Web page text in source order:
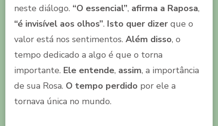
neste diálogo. “O essencial”, afirma a Raposa,
“é invisível aos olhos”. Isto quer dizer que o
valor está nos sentimentos. Além disso, o
tempo dedicado a algo é que o torna
importante. Ele entende, assim, a importância
de sua Rosa. O tempo perdido por ele a
tornava única no mundo.